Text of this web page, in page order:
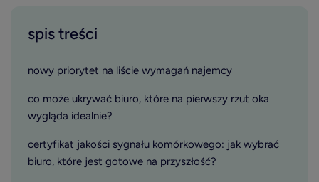
spis treści
nowy priorytet na liście wymagań najemcy
co może ukrywać biuro, które na pierwszy rzut oka
wygląda idealnie?
certyfikat jakości sygnału komórkowego: jak wybrać
biuro, które jest gotowe na przyszłość?